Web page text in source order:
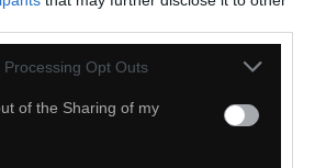
Opt Outs
of the Sharing of my